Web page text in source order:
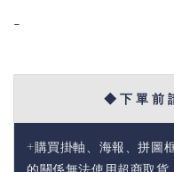
-
◆ 下 單 前
+購買掛軸、海報、拼圖